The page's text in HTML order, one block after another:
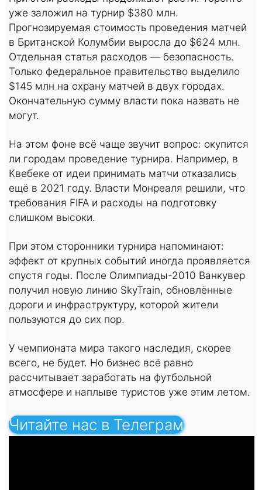
уже заложил на турнир $380 млн.
Прогнозируемая стоимость проведения матчей
в Британской Колумбии выросла до $624 млн.
Отдельная статья расходов — безопасность.
Только федеральное правительство выделило
$145 млн на охрану матчей в двух городах.
Окончательную сумму власти пока назвать не
могут.
На этом фоне всё чаще звучит вопрос: окупится
ли городам проведение турнира. Например, в
Квебеке от идеи принимать матчи отказались
ещё в 2021 году. Власти Монреаля решили, что
требования FIFA и расходы на подготовку
слишком высоки.
При этом сторонники турнира напоминают:
эффект от крупных событий иногда проявляется
спустя годы. После Олимпиады-2010 Ванкувер
получил новую линию SkyTrain, обновлённые
дороги и инфраструктуру, которой жители
пользуются до сих пор.
У чемпионата мира такого наследия, скорее
всего, не будет. Но бизнес всё равно
рассчитывает заработать на футбольной
атмосфере и наплыве туристов уже этим летом.
Читайте нас в Телеграм